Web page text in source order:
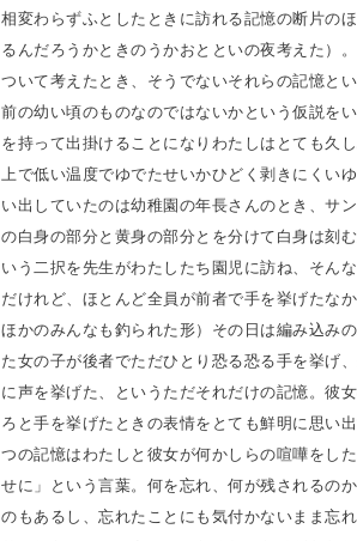
相変わらずふとしたときに訪れる記憶の断片の
るんだろうかときのうかおとといの夜考えた）
ついて考えたとき、そうでないそれらの記憶と
前の幼い頃のものなのではないかという仮説を
を持って出掛けることになりわたしはとても久
上で低い温度でゆでたせいかひどく剥きにくい
い出していたのは幼稚園の年長さんのとき、サ
の白身の部分と黄身の部分とを分けて白身は刻
いう二択を先生がわたしたち園児に訪ね、そん
だけれど、ほとんど全員が前者で手を挙げたな
ほかのみんなも釣られた形）その日は編み込み
た女の子が後者でただひとり恐る恐る手を挙げ
に声を挙げた、というただそれだけの記憶。彼
ろと手を挙げたときの表情をとても鮮明に思い
つの記憶はわたしと彼女が何かしらの喧嘩をし
せに」という言葉。何を忘れ、何が残されるの
のもあるし、忘れたことにも気付かないまま忘